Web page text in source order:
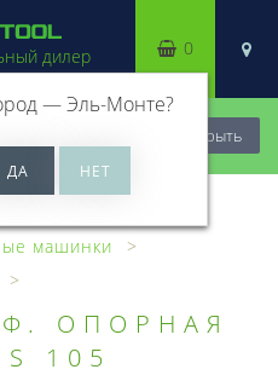
Закрыть
дилер
—Эль-Монте?
0
машинки
ОПОРНАЯ
105